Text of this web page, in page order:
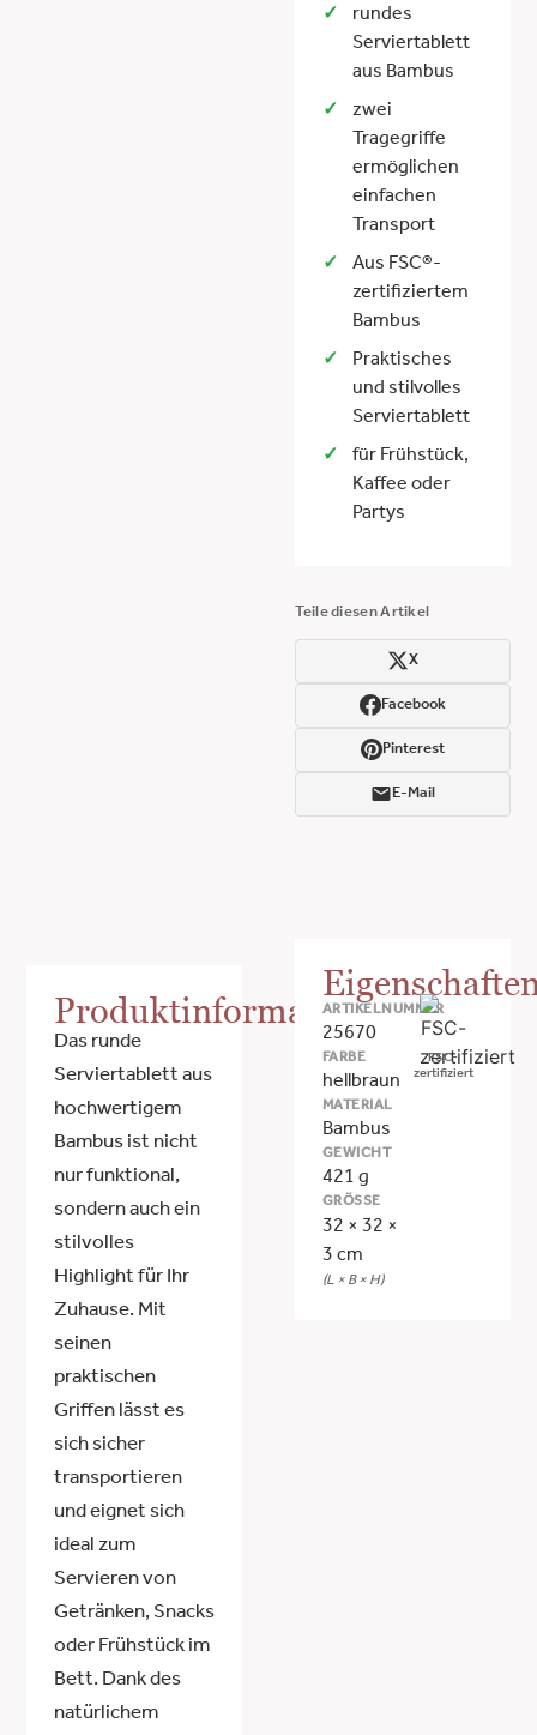
rundes
Serviertablett
aus Bambus
zwei
Tragegriffe
ermöglichen
einfachen
Transport
Aus FSC®-
zertifiziertem
Bambus
Praktisches
und stilvolles
Serviertablett
für Frühstück,
Kaffee oder
Partys
Teile diesen Artikel
X
Facebook
Pinterest
E-Mail
Produktinformationen
Das runde
Serviertablett aus
hochwertigem
Bambus ist nicht
nur funktional,
sondern auch ein
stilvolles
Highlight für Ihr
Zuhause. Mit
seinen
praktischen
Griffen lässt es
sich sicher
transportieren
und eignet sich
ideal zum
Servieren von
Getränken, Snacks
oder Frühstück im
Bett. Dank des
natürlichem
ARTIKELNUMMER
25670
FARBE
hellbraun
MATERIAL
Bambus
GEWICHT
421 g
GRÖSSE
32 × 32 ×
3 cm
(L × B × H)
FSC-
zertifiziert